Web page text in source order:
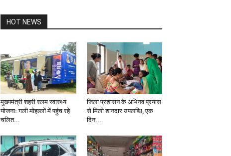
HOT NEWS
मुख्यमंत्री शहरी स्लम स्वास्थ्य
योजनाः गली मोहल्लों में पहुंच रहे
चलित...
जिला प्रशासन के अभिनव प्रयास
से मिली शानदार उपलब्धि, एक
दिन...